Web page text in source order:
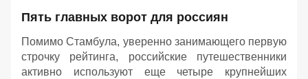
Пять главных ворот для россиян
Помимо Стамбула, уверенно занимающего первую
строчку рейтинга, российские путешественники
активно используют еще четыре крупнейших